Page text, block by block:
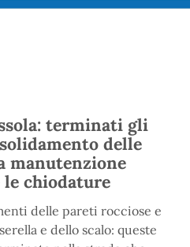
terminati gli
delle
manutenzione
le chiodature
delle pareti rocciose e
e dello scalo: queste